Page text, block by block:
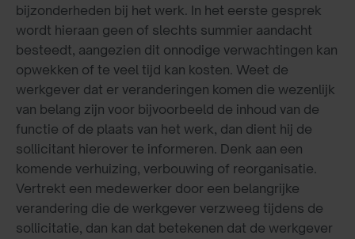
bijzonderheden bij het werk. In het eerste gesprek
wordt hieraan geen of slechts summier aandacht
besteedt, aangezien dit onnodige verwachtingen kan
opwekken of te veel tijd kan kosten. Weet de
werkgever dat er veranderingen komen die wezenlijk
van belang zijn voor bijvoorbeeld de inhoud van de
functie of de plaats van het werk, dan dient hij de
sollicitant hierover te informeren. Denk aan een
komende verhuizing, verbouwing of reorganisatie.
Vertrekt een medewerker door een belangrijke
verandering die de werkgever verzweeg tijdens de
sollicitatie, dan kan dat betekenen dat de werkgever